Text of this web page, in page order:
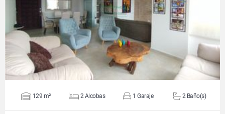
VER DETALLES
129 m² 2 Alcobas 1 Garaje 2 Baño(s)